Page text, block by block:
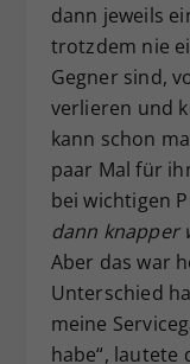
dann jeweils
trotzdem nie
Gegner sind,
verlieren und
kann schon
paar Mal für
bei wichtigen
dann knapper
Aber das war
Unterschied
meine
habe“, lautete